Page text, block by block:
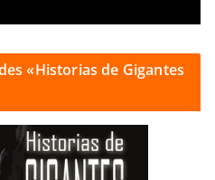
«Historias de Gigantes